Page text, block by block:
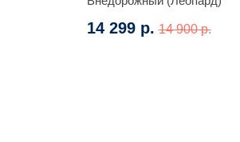
14 299 р. 14 900 р.